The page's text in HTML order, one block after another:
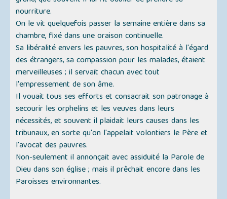
nourriture.
On le vit quelquefois passer la semaine entière dans sa
chambre, fixé dans une oraison continuelle.
Sa libéralité envers les pauvres, son hospitalité à l'égard
des étrangers, sa compassion pour les malades, étaient
merveilleuses ; il servait chacun avec tout
l'empressement de son âme.
Il vouait tous ses efforts et consacrait son patronage à
secourir les orphelins et les veuves dans leurs
nécessités, et souvent il plaidait leurs causes dans les
tribunaux, en sorte qu'on l'appelait volontiers le Père et
l'avocat des pauvres.
Non-seulement il annonçait avec assiduité la Parole de
Dieu dans son église ; mais il prêchait encore dans les
Paroisses environnantes.